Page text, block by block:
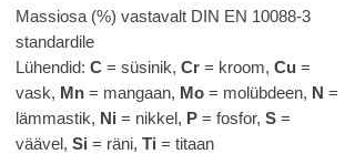
Massiosa (%) vastavalt DIN EN 10088-3
standardile
Lühendid: C = süsinik, Cr = kroom, Cu =
vask, Mn = mangaan, Mo = molübdeen, N =
lämmastik, Ni = nikkel, P = fosfor, S =
väävel, Si = räni, Ti = titaan